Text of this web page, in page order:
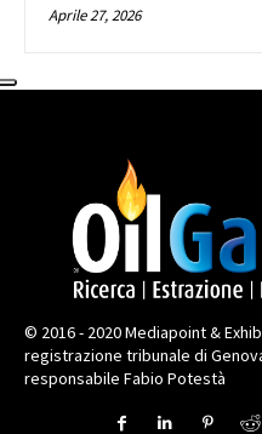
Aprile 27, 2026
© 2016 - 2020 Mediapoint &
registrazione tribunale di
responsabile Fabio Potestà